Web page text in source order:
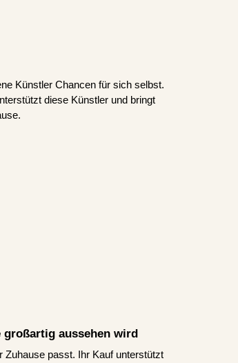
Künstler Chancen für sich selbst.
diese Künstler und bringt
großartig aussehen wird
Zuhause passt. Ihr Kauf unterstützt